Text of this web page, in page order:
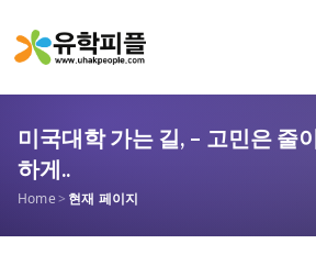
미국대학 가는 길, – 고민은 줄
하게..
Home> 현재 페이지